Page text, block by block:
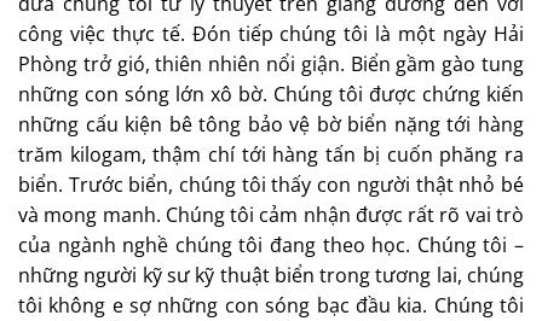
công việc thực tế. Đón tiếp chúng tôi là một ngày Hải
Phòng trở gió, thiên nhiên nổi giận. Biển gầm gào tung
những con sóng lớn xô bờ. Chúng tôi được chứng kiến
những cấu kiện bê tông bảo vệ bờ biển nặng tới hàng
trăm kilogam, thậm chí tới hàng tấn bị cuốn phăng ra
biển. Trước biển, chúng tôi thấy con người thật nhỏ bé
và mong manh. Chúng tôi cảm nhận được rất rõ vai trò
của ngành nghề chúng tôi đang theo học. Chúng tôi –
những người kỹ sư kỹ thuật biển trong tương lai, chúng
tôi không e sợ những con sóng bạc đầu kia. Chúng tôi